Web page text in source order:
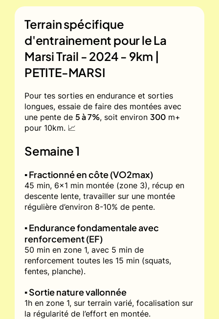
Terrain spécifique
d'entrainement pour leLa
Marsi Trail - 2024 - 9km |
PETITE-MARSI
Pour tes sorties en endurance et sorties
longues, essaie de faire des montées avec
une pente de 5 à 7%, soit environ 300 m+
pour 10km. 📈
Semaine 1
▪️ Fractionné en côte (VO2max)
45 min, 6x1 min montée (zone 3), récup en
descente lente, travailler sur une montée
régulière d’environ 8-10% de pente.
▪️ Endurance fondamentale avec
renforcement (EF)
50 min en zone 1, avec 5 min de
renforcement toutes les 15 min (squats,
fentes, planche).
▪️ Sortie nature vallonnée
1h en zone 1, sur terrain varié, focalisation sur
la régularité de l’effort en montée.